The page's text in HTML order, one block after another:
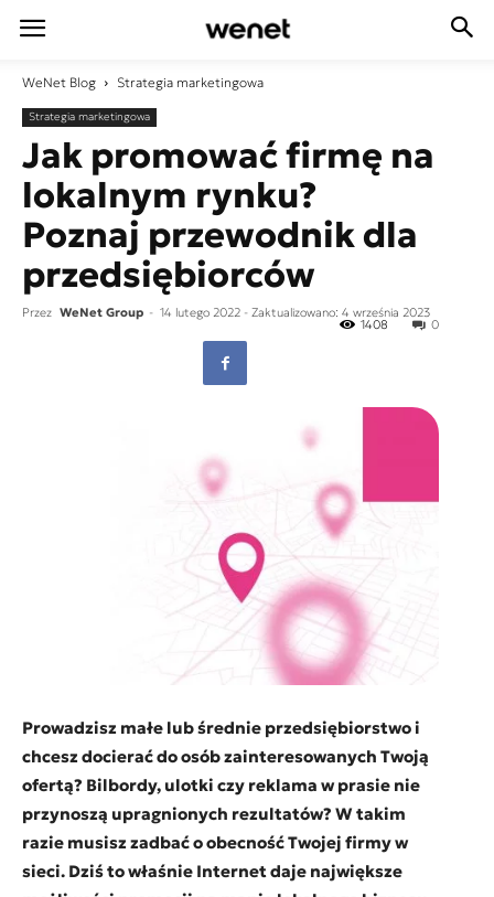
WeNet Blog Strategia marketingowa
Strategia marketingowa
Jak promować firmę na
lokalnym rynku?
Poznaj przewodnik dla
przedsiębiorców
Przez WeNet Group - 14 lutego 2022 - Zaktualizowano: 4 września 2023
0
1408
Prowadzisz małe lub średnie przedsiębiorstwo i
chcesz docierać do osób zainteresowanych Twoją
ofertą? Bilbordy, ulotki czy reklama w prasie nie
przynoszą upragnionych rezultatów? W takim
razie musisz zadbać o obecność Twojej firmy w
sieci. Dziś to właśnie Internet daje największe